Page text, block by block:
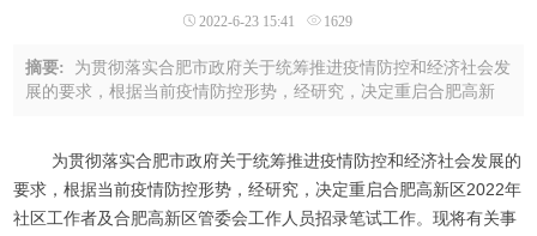
2022-6-23 15:41 1629
摘要: 为贯彻落实合肥市政府关于统筹推进疫情防控和经济社会发
展的要求，根据当前疫情防控形势，经研究，决定重启合肥高新
为贯彻落实合肥市政府关于统筹推进疫情防控和经济社会发展的
要求，根据当前疫情防控形势，经研究，决定重启合肥高新区2022年
社区工作者及合肥高新区管委会工作人员招录笔试工作。现将有关事